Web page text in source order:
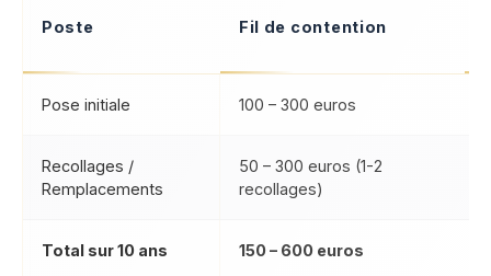
Poste Fil de contention
Pose initiale 100 – 300 euros
Recollages /
Remplacements
50 – 300 euros (1-2
recollages)
Total sur 10 ans 150 – 600 euros